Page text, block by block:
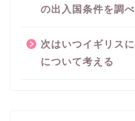
の出入国条件を調
次はいつイギリス
について考える